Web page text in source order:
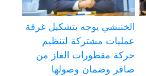
الخنبشي يوجه بتشكيل غرفة
عمليات مشتركة لتنظيم
حركة مقطورات الغاز من
صافر وضمان وصولها